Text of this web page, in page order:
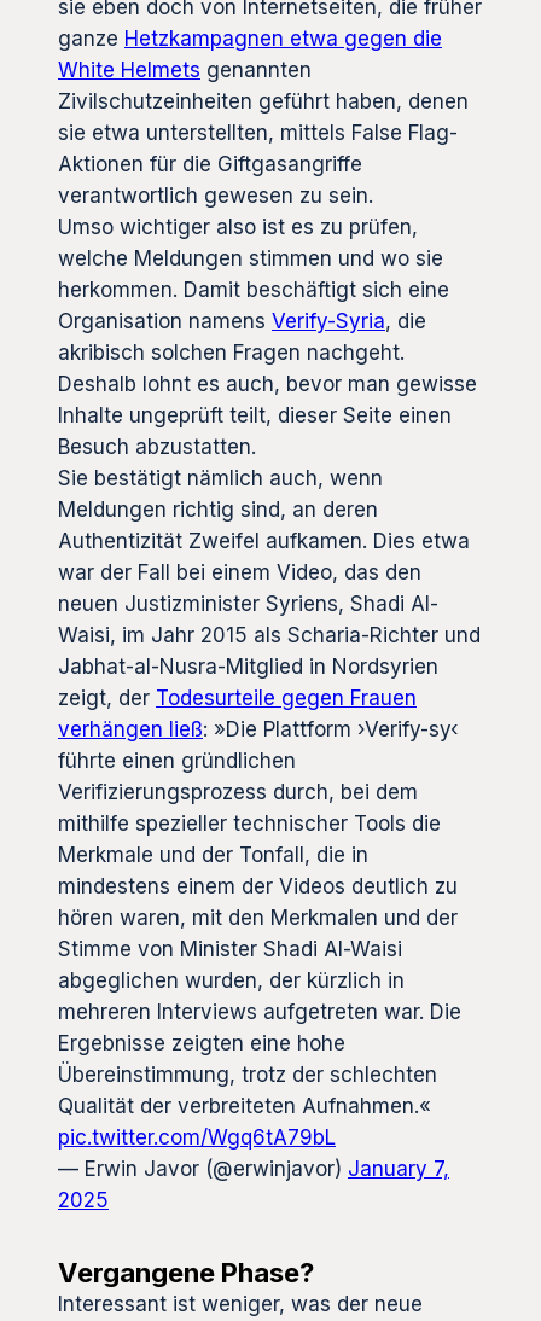
sie eben doch von Internetseiten, die früher
ganze Hetzkampagnen etwa gegen die
White Helmets genannten
Zivilschutzeinheiten geführt haben, denen
sie etwa unterstellten, mittels False Flag-
Aktionen für die Giftgasangriffe
verantwortlich gewesen zu sein.
Umso wichtiger also ist es zu prüfen,
welche Meldungen stimmen und wo sie
herkommen. Damit beschäftigt sich eine
Organisation namens Verify-Syria, die
akribisch solchen Fragen nachgeht.
Deshalb lohnt es auch, bevor man gewisse
Inhalte ungeprüft teilt, dieser Seite einen
Besuch abzustatten.
Sie bestätigt nämlich auch, wenn
Meldungen richtig sind, an deren
Authentizität Zweifel aufkamen. Dies etwa
war der Fall bei einem Video, das den
neuen Justizminister Syriens, Shadi Al-
Waisi, im Jahr 2015 als Scharia-Richter und
Jabhat-al-Nusra-Mitglied in Nordsyrien
zeigt, der Todesurteile gegen Frauen
verhängen ließ: »Die Plattform ›Verify-sy‹
führte einen gründlichen
Verifizierungsprozess durch, bei dem
mithilfe spezieller technischer Tools die
Merkmale und der Tonfall, die in
mindestens einem der Videos deutlich zu
hören waren, mit den Merkmalen und der
Stimme von Minister Shadi Al-Waisi
abgeglichen wurden, der kürzlich in
mehreren Interviews aufgetreten war. Die
Ergebnisse zeigten eine hohe
Übereinstimmung, trotz der schlechten
Qualität der verbreiteten Aufnahmen.«
pic.twitter.com/Wgq6tA79bL
— Erwin Javor (@erwinjavor) January 7,
2025
Vergangene Phase?
Interessant ist weniger, was der neue